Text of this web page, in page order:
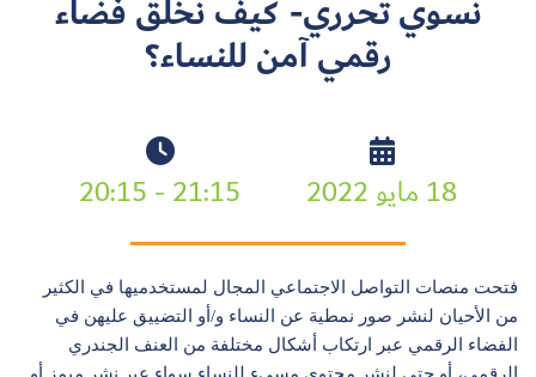
نسوي تحرري- كيف نخلق فضاء
رقمي آمن للنساء؟
18 مايو 2022 21:15 - 20:15
فتحت منصات التواصل الاجتماعي المجال لمستخدميها في الكثير
من الأحيان لنشر صور نمطية عن النساء و/أو التضييق عليهن في
الفضاء الرقمي عبر ارتكاب أشكال مختلفة من العنف الجندري